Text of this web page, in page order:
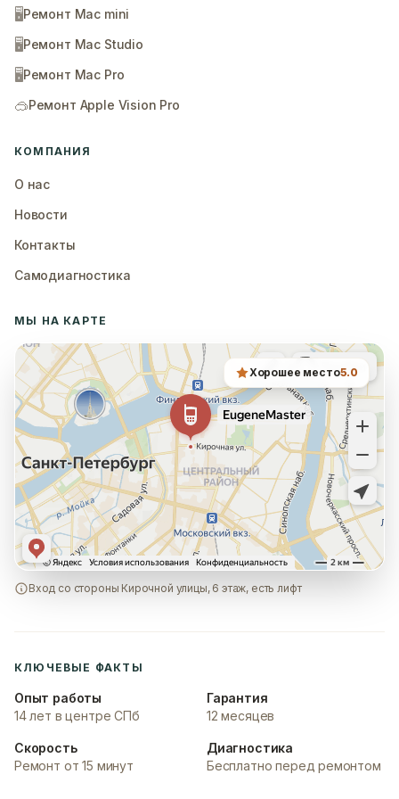
🖥️Ремонт Mac mini
🖥️Ремонт Mac Studio
🖥️Ремонт Mac Pro
🥽Ремонт Apple Vision Pro
КОМПАНИЯ
О нас
Новости
Контакты
Самодиагностика
МЫ НА КАРТЕ
Хорошее место5.0
Вход со стороны Кирочной улицы, 6 этаж, есть лифт
КЛЮЧЕВЫЕ ФАКТЫ
Опыт работы
14 лет в центре СПб
Гарантия
12 месяцев
Скорость
Ремонт от 15 минут
Диагностика
Бесплатно перед ремонтом